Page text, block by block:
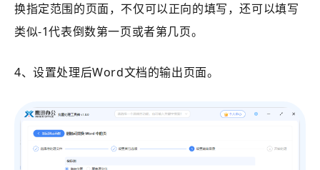
换指定范围的页面，不仅可以正向的填写，还可以填写
类似-1代表倒数第一页或者第几页。
4、设置处理后Word文档的输出页面。